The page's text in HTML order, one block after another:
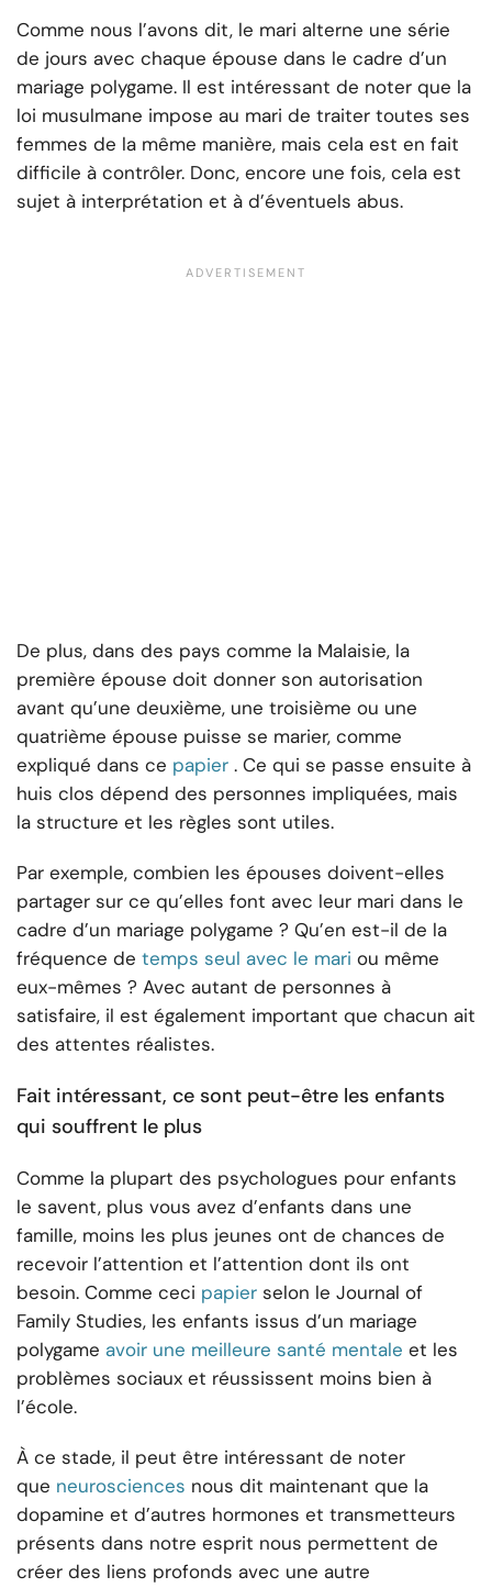
Comme nous l’avons dit, le mari alterne une série
de jours avec chaque épouse dans le cadre d’un
mariage polygame. Il est intéressant de noter que la
loi musulmane impose au mari de traiter toutes ses
femmes de la même manière, mais cela est en fait
difficile à contrôler. Donc, encore une fois, cela est
sujet à interprétation et à d’éventuels abus.
De plus, dans des pays comme la Malaisie, la
première épouse doit donner son autorisation
avant qu’une deuxième, une troisième ou une
quatrième épouse puisse se marier, comme
expliqué dans ce papier . Ce qui se passe ensuite à
huis clos dépend des personnes impliquées, mais
la structure et les règles sont utiles.
Par exemple, combien les épouses doivent-elles
partager sur ce qu’elles font avec leur mari dans le
cadre d’un mariage polygame ? Qu’en est-il de la
fréquence de temps seul avec le mari ou même
eux-mêmes ? Avec autant de personnes à
satisfaire, il est également important que chacun ait
des attentes réalistes.
Fait intéressant, ce sont peut-être les enfants
qui souffrent le plus
Comme la plupart des psychologues pour enfants
le savent, plus vous avez d’enfants dans une
famille, moins les plus jeunes ont de chances de
recevoir l’attention et l’attention dont ils ont
besoin. Comme ceci papier selon le Journal of
Family Studies, les enfants issus d’un mariage
polygame avoir une meilleure santé mentale et les
problèmes sociaux et réussissent moins bien à
l’école.
À ce stade, il peut être intéressant de noter
que neurosciences nous dit maintenant que la
dopamine et d’autres hormones et transmetteurs
présents dans notre esprit nous permettent de
créer des liens profonds avec une autre